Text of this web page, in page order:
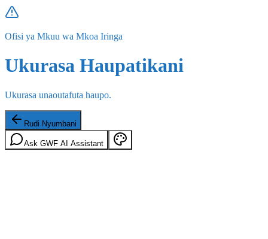
Ofisi ya Mkuu wa Mkoa Iringa
Ukurasa Haupatikani
Ukurasa unaoutafuta haupo.
Rudi Nyumbani
Ask GWF AI Assistant